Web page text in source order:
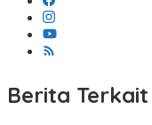
Berita Terkait